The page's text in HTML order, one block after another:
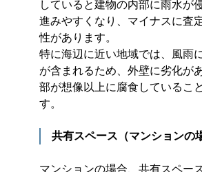
していると建物の内部に雨水が
進みやすくなり、マイナスに査
性があります。
特に海辺に近い地域では、風雨
が含まれるため、外壁に劣化が
部が想像以上に腐食しているこ
す。
共有スペース（マンションの
マンションの場合、共有スペー